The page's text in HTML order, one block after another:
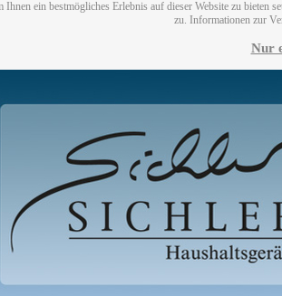
Ihnen ein bestmögliches Erlebnis auf dieser Website zu bieten
zu. Informationen zur
Nur